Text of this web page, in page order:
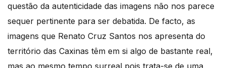
questão da autenticidade das imagens não nos parece
sequer pertinente para ser debatida. De facto, as
imagens que Renato Cruz Santos nos apresenta do
território das Caxinas têm em si algo de bastante real,
mas ao mesmo tempo surreal pois trata-se de uma